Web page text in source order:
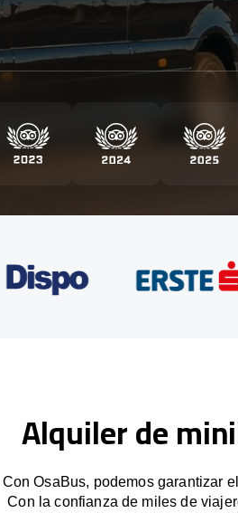
Alquiler de
Con OsaBus, podemos garantizar
Con la confianza de miles de